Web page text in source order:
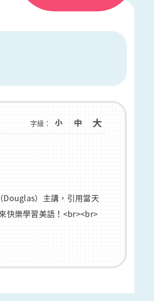
字級：
Douglas）主講，引用當天
快樂學習美語！<br><br>